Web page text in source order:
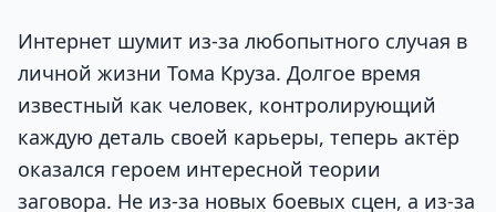
Интернет шумит из-за любопытного случая в
личной жизни Тома Круза. Долгое время
известный как человек, контролирующий
каждую деталь своей карьеры, теперь актёр
оказался героем интересной теории
заговора. Не из-за новых боевых сцен, а из-за